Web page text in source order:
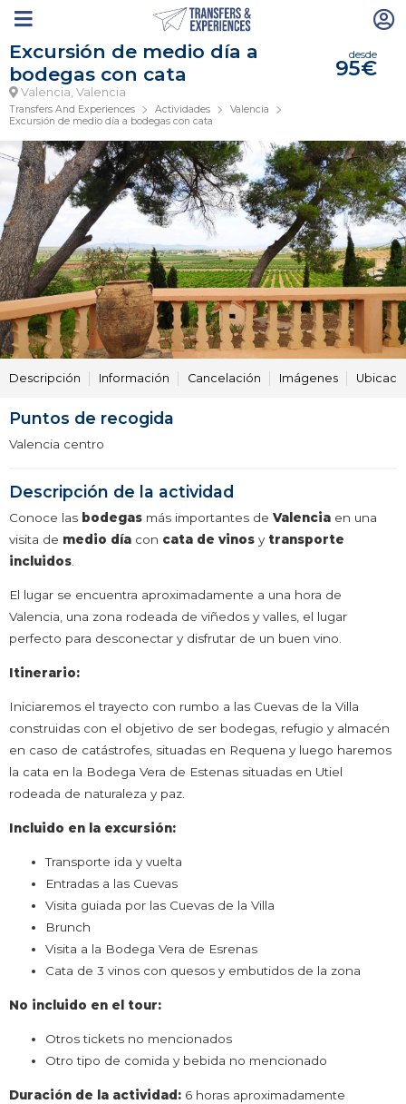
Excursión de medio día a
bodegas con cata
Valencia, Valencia
desde
95€
Transfers And Experiences Actividades
Valencia
Excursión de medio día a bodegas con cata
Descripción Información Cancelación Imágenes
Puntos de recogida
Valencia centro
Descripción de la actividad
Conoce las bodegas más importantes de Valencia en una
visita de medio día con cata de vinos y transporte
incluidos
El lugar se encuentra aproximadamente a una hora de
Valencia, una zona rodeada de viñedos y valles, el lugar
perfecto para desconectar y disfrutar de un buen vino.
Itinerario:
Iniciaremos el trayecto con rumbo a las Cuevas de la Villa
construidas con el objetivo de ser bodegas, refugio y almacén
en caso de catástrofes, situadas en Requena y luego haremos
la cata en la Bodega Vera de Estenas situadas en Utiel
rodeada de naturaleza y paz.
Incluido en la excursión:
Transporte ida y vuelta
Entradas a las Cuevas
Visita guiada por las Cuevas de la Villa
Brunch
Visita a la Bodega Vera de Esrenas
Cata de 3 vinos con quesos y embutidos de la zona
No incluido en el tour:
Otros tickets no mencionados
Otro tipo de comida y bebida no mencionado
Duración de la actividad: 6 horas aproximadamente